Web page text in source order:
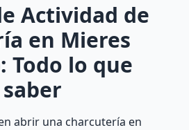
Actividad de
en Mieres
Todo lo que
abrir una charcutería en